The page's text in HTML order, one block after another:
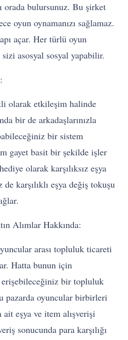
orada bulursunuz. Bu şirket
oyun oynamanızı sağlamaz.
açar. Her türlü oyun
asosyal sosyal yapabilir.
olarak etkileşim halinde
bir de arkadaşlarınızla
bir sistem
gayet basit bir şekilde işler
olarak karşılıksız eşya
karşılıklı eşya değiş tokuşu
Alımlar Hakkında:
arası topluluk ticareti
Hatta bunun için
bir topluluk
pazarda oyuncular birbirleri
eşya ve item alışverişi
sonucunda para karşılığı